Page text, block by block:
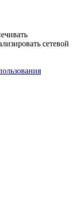
сетевой